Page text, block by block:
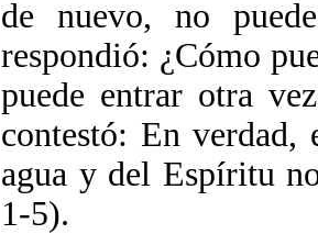
de nuevo, no
respondió: ¿Cómo
puede entrar otra
contestó: En
agua y del Espíritu
1-5).